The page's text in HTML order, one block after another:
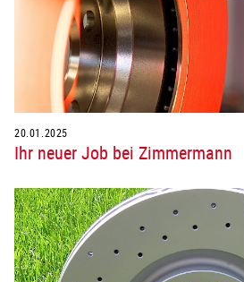
20.01.2025
Ihr neuer Job bei Zimmermann